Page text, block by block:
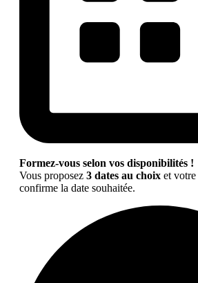
Formez-vous selon vos disponibilités !
Vous proposez 3 dates au choix et
confirme la date souhaitée.